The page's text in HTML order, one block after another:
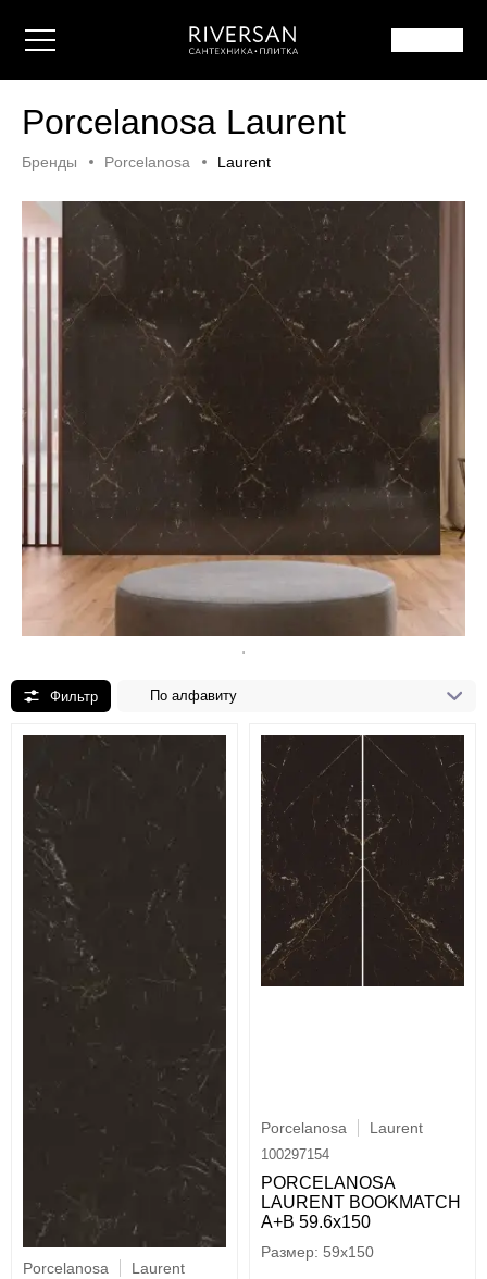
Porcelanosa Laurent
Бренды Porcelanosa Laurent
По алфавиту
Porcelanosa Laurent
Porcelanosa Laurent
100297154
PORCELANOSA
LAURENT BOOKMATCH
A+B 59.6х150
59x150